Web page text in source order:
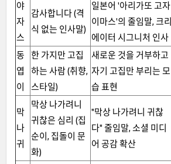
야
자
스
감사합니다 (격
식 없는 인사말)
일본어 '아리가또 고자
이마스'의 줄임말, 크리
에이터 시그니처 인사
동
엽
이
한 가지만 고집
하는 사람 (취향,
스타일)
새로운 것을 거부하고
자기 고집만 부리는 모
습 표현
막
나
귀
막상 나가려니
귀찮은 심리 (집
순이, 집돌이 문
화)
"막상 나가려니 귀찮
다" 줄임말, 소셜 미디
어 공감 확산